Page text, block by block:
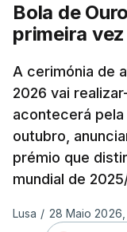
Bola de
primeira
A cerimónia de
2026 vai
acontecerá
outubro,
prémio que
mundial de
Lusa / 28 Maio 2026,